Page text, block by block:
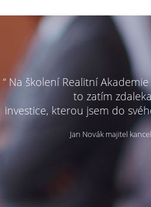
“ Na školení Realitní
to zatím
investice, kterou jsem do
Jan Novák majitel